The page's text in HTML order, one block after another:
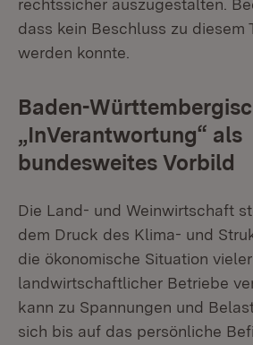
rechtssicher auszugestalten.
dass kein Beschluss zu diesem
werden konnte.
Baden-
„InVerantwortung“ als
bundesweites Vorbild
Die Land- und Weinwirtschaft
dem Druck des Klima- und
die ökonomische Situation vieler
landwirtschaftlicher Betriebe
kann zu Spannungen und
sich bis auf das persönliche